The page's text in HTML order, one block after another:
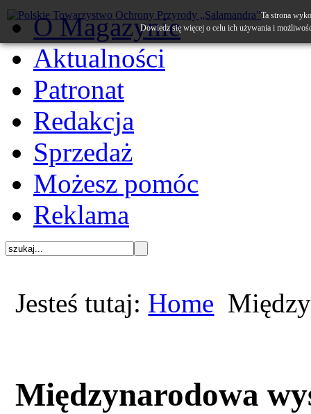
O Magazynie
Aktualności
Patronat
Redakcja
Sprzedaż
Możesz pomóc
Reklama
Jesteś tutaj: Home
Międzynarodowa
Ta strona
Dowiedz się więcej o celu ich używania i